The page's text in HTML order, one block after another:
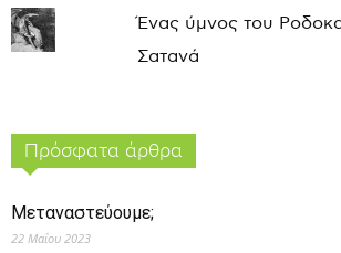
Ένας ύμνος του
Σατανά
Πρόσφατα άρθρα
Μεταναστεύουμε;
22 Μαΐου 2023